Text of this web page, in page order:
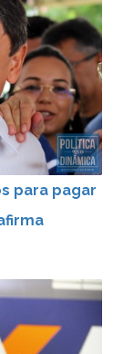
para pagar